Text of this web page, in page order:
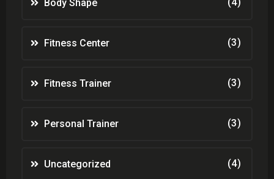
Body Shape
Fitness Center (3)
Fitness Trainer (3)
Personal Trainer (3)
Uncategorized (4)